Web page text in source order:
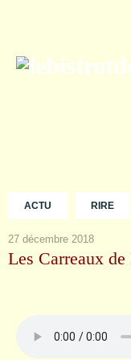
ACTU RIRE
27 décembre 2018
Les Carreaux de